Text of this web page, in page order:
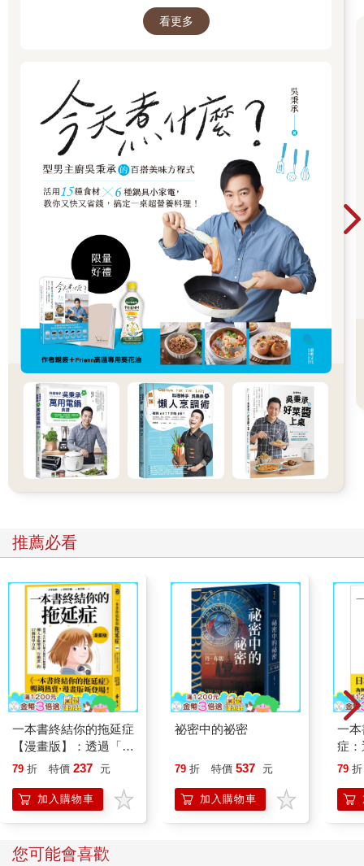
甘藍、萊豆、馬鈴薯和萵苣等培育過的品種，毒性都低於其野生
的祖先。而且，許多毒素都能以高熱破壞，或以沸水濾除。不
我們花費心思去辨認哪些刺激性警示訊號是屬於較輕的危害，並
愛上那種原本應該要感到嫌惡的感覺。於是我們才養成這些看似
反常的習性：愛上芥末、胡椒和洋蔥。香草和香料本質上的吸引
力即在此，我們在第8 章還會談到這點。
為什麼熟果特別好吃？
高等動、植物是藉由結合雌、雄兩性性器官的遺傳物質（通常來
自不同個體）而產生後代。動物能夠移動，因此雌雄個體能彼此
察覺並相互靠近；植物不能移動，只好借助能夠移動的媒介。多
數陸生植物的雄性花粉都能藉由風或動物落在雌性胚珠上。為慫
恿動物伸出援手，較高等的植物還演化出花朵這種器官，甚至規
畫出特定的外形、色彩和氣味，吸引特定外援（尤其是昆蟲）。
於是當昆蟲四處飛行、採集花蜜或花粉作為食物時，也就把花粉
傳布到其他植物身上。
雌雄細胞相遇結合並開始發育成後代，得要有好的開始。動物母
親會四處搜尋適當位置來產下幼子，至於植物就必須借助外力。
倘若種子都由植物直接投落地表，它們就必須相互競爭，還得與
濃密成蔭的親代植株爭搶陽光和土壤中的礦物質。植物類群演化
十分成功，發展出種種能把種子散布得又遠又廣的機制。這些機
制包括能夠爆開把內含的種子四散投射的容器、能夠乘風而去或
黏附於路過動物毛皮上的種子附屬器官，以及能夠進入路過動物
「體內」搭便車的構造。實際上，果實正是植物為供動物取食而
發明的器官，如此一來，動物就可以把植物種子帶到遠方，還往
小，很容易飛散，有些則具有毒性。）
所以果實是為供取食而生，這點迥異於植物的其他部位。因此果
要等到種子成熟、能夠成長發育之時，才會發出進食邀請。為
此，果實的色彩、質地和風味都會改變，我們稱之為熟成作用。
葉、根、莖隨時都可取食，越早的通常越鮮嫩。至於果實，我們
就必須等候它們發出成熟可食的訊號。熟成細節請見第7章（頁
350）。
果實和蔬菜類
除了第9 章要講述的小麥和稻穀等植物種子之外，我們取用的植
物性食品中，最重要的便是果實和蔬菜。在英文世界，蔬菜一詞
在最近幾個世紀才冠上現有涵義：基本上是指既非果實亦非種子
的植物類食材。那麼果實是什麼？這個詞彙兼具學術和通俗涵
義。自17 世紀開始，植物學家便定義果實為：由花朵子房發育而
成的器官，包覆著該植物種子。然而，在通俗用法上，同樣以果
肉包覆種子的四季豆、茄子、黃瓜和玉米粒卻不稱為果實，而是
植物學家的界定。1890 年代，紐約一名進口商主張他進口的番茄
看更多
推薦必看
一本書終結你的拖延症
【漫畫版】：透過「小
行動」打開大腦的行動
「行動派」的37個科
學方法
79 折 特價 237 元
加入購物車
祕密中的祕密
79 折 特價 537 元
加入購物車
一
症
開
的
79 折
您可能會喜歡